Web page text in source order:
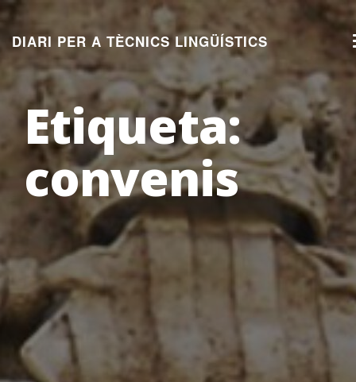
Aneu
contingut
DIARI PER A TÈCNICS LINGÜÍSTICS
Etiqueta:
convenis